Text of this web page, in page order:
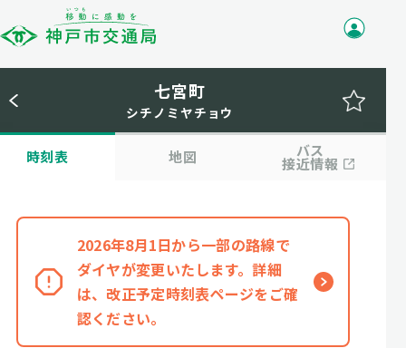
七宮町
シチノミヤチョウ
時刻表 地図 バス
接近情報
2026年8月1日から一部の路線で
ダイヤが変更いたします。詳細
は、改正予定時刻表ページをご確
認ください。